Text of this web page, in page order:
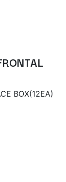
BOX(12EA)